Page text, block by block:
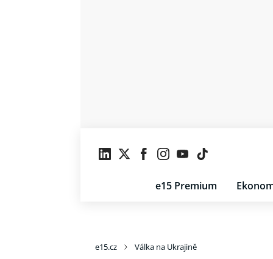
e15 Premium
e15.cz Válka na Ukrajině